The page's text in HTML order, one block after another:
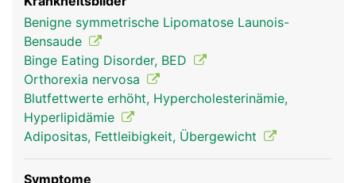
Benigne symmetrische Lipomatose Launois-
Bensaude
Binge Eating Disorder, BED
Orthorexia nervosa
Blutfettwerte erhöht, Hypercholesterinämie,
Hyperlipidämie
Adipositas, Fettleibigkeit, Übergewicht
Symptome